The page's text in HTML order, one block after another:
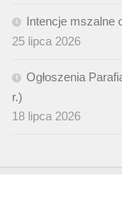
Intencje mszalne
25 lipca 2026
Ogłoszenia
r.)
18 lipca 2026